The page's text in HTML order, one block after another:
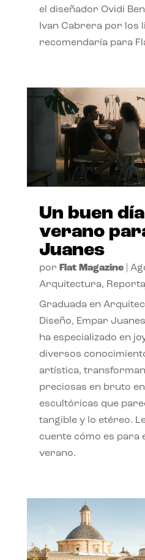
el diseñador Ovidi
Ivan Cabrera por los
recomendaría para
Un buen
verano
Juanes
por Flat Magazine|
Arquitectura,
Graduada en
Diseño, Empar
ha especializado en
diversos
artística,
preciosas en bruto
escultóricas que
tangible y lo etéreo.
cuente cómo es para
verano.